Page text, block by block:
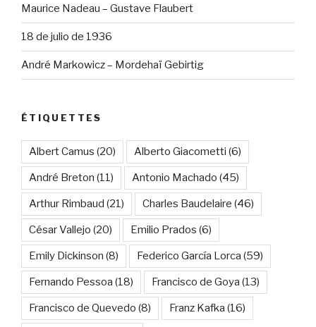
Maurice Nadeau – Gustave Flaubert
18 de julio de 1936
André Markowicz – Mordehaï Gebirtig
ÉTIQUETTES
Albert Camus (20) Alberto Giacometti (6)
André Breton (11) Antonio Machado (45)
Arthur Rimbaud (21) Charles Baudelaire (46)
César Vallejo (20) Emilio Prados (6)
Emily Dickinson (8) Federico García Lorca (59)
Fernando Pessoa (18) Francisco de Goya (13)
Francisco de Quevedo (8) Franz Kafka (16)